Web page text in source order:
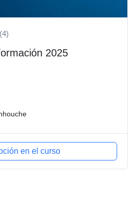
(4)
2025
en el curso